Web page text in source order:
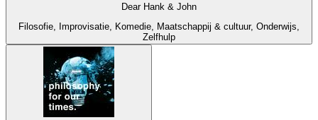
Dear Hank & John
Filosofie, Improvisatie, Komedie, Maatschappij & cultuur, Onderwijs,
Zelfhulp